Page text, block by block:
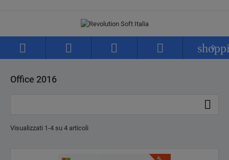
    0
Office 2016

Visualizzati 1-4 su 4 articoli